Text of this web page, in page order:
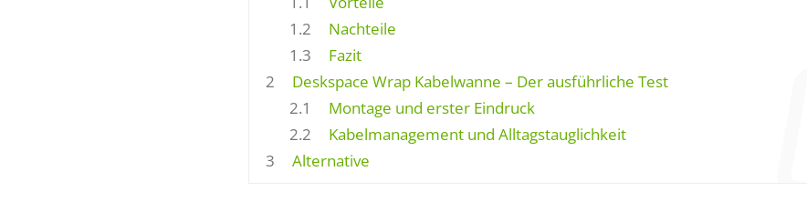
1.2
Nachteile
1.3
Fazit
2
Deskspace Wrap Kabelwanne – Der ausführliche Test
2.1
Montage und erster Eindruck
2.2
Kabelmanagement und Alltagstauglichkeit
3
Alternative